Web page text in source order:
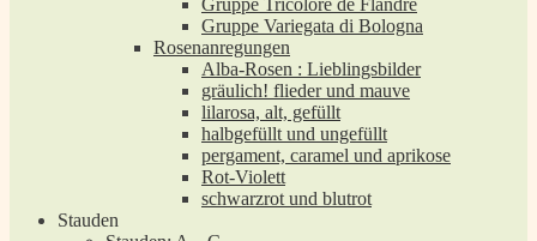
Gruppe Tricolore de Flandre
Gruppe Variegata di Bologna
Rosenanregungen
Alba-Rosen : Lieblingsbilder
gräulich! flieder und mauve
lilarosa, alt, gefüllt
halbgefüllt und ungefüllt
pergament, caramel und aprikose
Rot-Violett
schwarzrot und blutrot
Stauden